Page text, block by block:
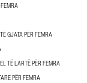
GJATA PËR FEMRA
TË LARTË PËR FEMRA
PËR FEMRA